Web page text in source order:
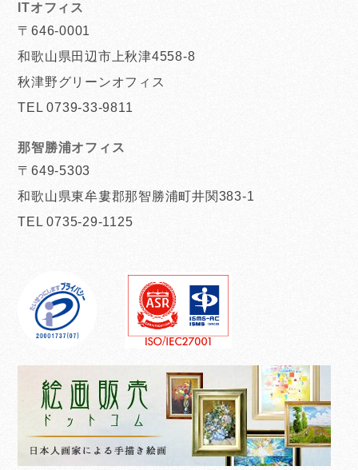
ITオフィス
〒646-0001
和歌山県田辺市上秋津4558-8
秋津野グリーンオフィス
TEL 0739-33-9811
那智勝浦オフィス
〒649-5303
和歌山県東牟婁郡那智勝浦町井関383-1
TEL 0735-29-1125